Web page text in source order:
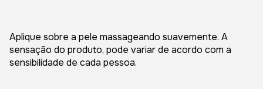
Aplique sobre a pele massageando suavemente. A
sensação do produto, pode variar de acordo com a
sensibilidade de cada pessoa.